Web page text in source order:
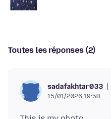
Toutes les réponses (2)
sadafakhtar033
15/01/2026 19:58